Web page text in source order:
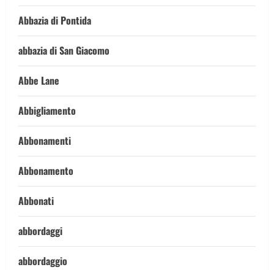
Abbazia di Pontida
abbazia di San Giacomo
Abbe Lane
Abbigliamento
Abbonamenti
Abbonamento
Abbonati
abbordaggi
abbordaggio